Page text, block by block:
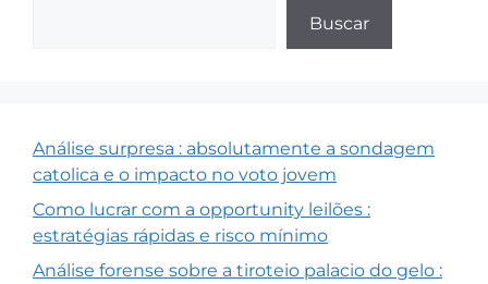
Buscar
Análise surpresa : absolutamente a sondagem
catolica e o impacto no voto jovem
Como lucrar com a opportunity leilões :
estratégias rápidas e risco mínimo
Análise forense sobre a tiroteio palacio do gelo :